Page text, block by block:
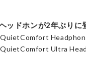
ッドホンが2年ぶりに
Ultra